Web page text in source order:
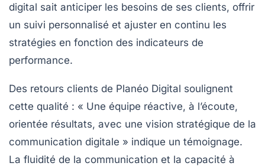
digital sait anticiper les besoins de ses clients, offrir
un suivi personnalisé et ajuster en continu les
stratégies en fonction des indicateurs de
performance.
Des retours clients de Planéo Digital soulignent
cette qualité : « Une équipe réactive, à l’écoute,
orientée résultats, avec une vision stratégique de la
communication digitale » indique un témoignage.
La fluidité de la communication et la capacité à